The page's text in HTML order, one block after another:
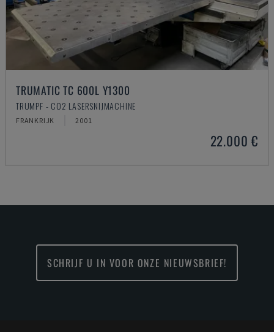
TRUMATIC TC 600L Y1300
TRUMPF - CO2 LASERSNIJMACHINE
FRANKRIJK 2001
22.000 €
SCHRIJF U IN VOOR ONZE NIEUWSBRIEF!